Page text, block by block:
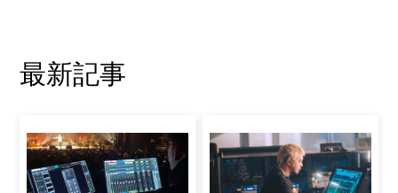
最新記事